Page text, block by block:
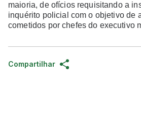
maioria, de ofícios requisitando a
inquérito policial com o objetivo de
cometidos por chefes do executivo
Compartilhar